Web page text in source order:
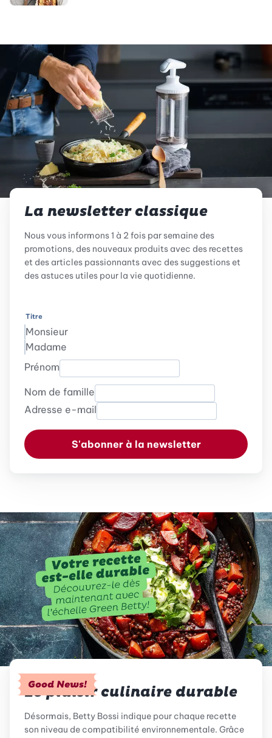
La newsletter classique
Nous vous informons 1 à 2 fois par semaine des
promotions, des nouveaux produits avec des recettes
et des articles passionnants avec des suggestions et
des astuces utiles pour la vie quotidienne.
Titre
Monsieur
Madame
Prénom
Nom de famille
Adresse e-mail
S'abonner à la newsletter
Good News!
Le plaisir culinaire durable
Désormais, Betty Bossi indique pour chaque recette
son niveau de compatibilité environnementale. Grâce